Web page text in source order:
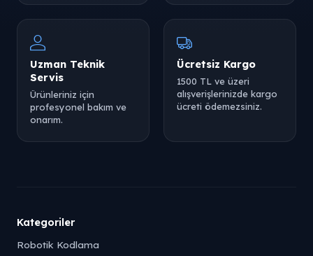
Uzman Teknik
Servis
Ürünleriniz için
profesyonel bakım ve
onarım.
Ücretsiz Kargo
1500 TL ve üzeri
alışverişlerinizde kargo
ücreti ödemezsiniz.
Kategoriler
Robotik Kodlama